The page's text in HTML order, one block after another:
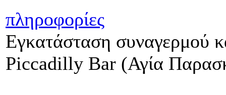
πληροφορίες
Εγκατάσταση συναγερμού
Piccadilly Bar (Αγία